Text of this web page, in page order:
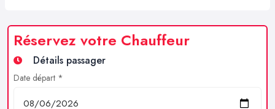
Réservez votre Chauffeur
Détails passager
Date départ *